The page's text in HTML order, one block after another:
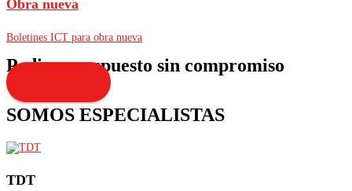
Obra nueva
Boletines ICT para obra nueva
Pedir presupuesto sin compromiso
SOMOS ESPECIALISTAS
TDT